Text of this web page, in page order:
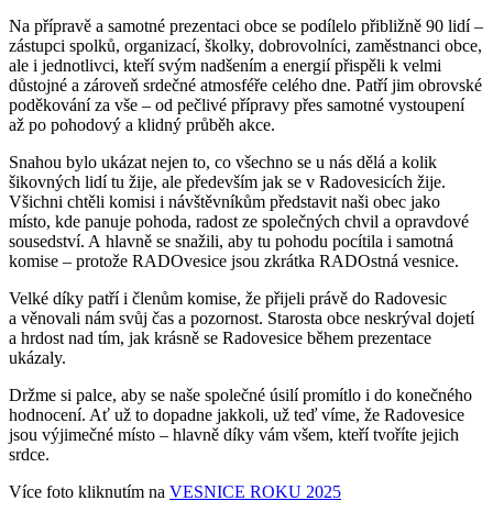
Na přípravě a samotné prezentaci obce se podílelo přibližně 90 lidí –
zástupci spolků, organizací, školky, dobrovolníci, zaměstnanci obce,
ale i jednotlivci, kteří svým nadšením a energií přispěli k velmi
důstojné a zároveň srdečné atmosféře celého dne. Patří jim obrovské
poděkování za vše – od pečlivé přípravy přes samotné vystoupení
až po pohodový a klidný průběh akce.
Snahou bylo ukázat nejen to, co všechno se u nás dělá a kolik
šikovných lidí tu žije, ale především jak se v Radovesicích žije.
Všichni chtěli komisi i návštěvníkům představit naši obec jako
místo, kde panuje pohoda, radost ze společných chvil a opravdové
sousedství. A hlavně se snažili, aby tu pohodu pocítila i samotná
komise – protože RADOvesice jsou zkrátka RADOstná vesnice.
Velké díky patří i členům komise, že přijeli právě do Radovesic
a věnovali nám svůj čas a pozornost. Starosta obce neskrýval dojetí
a hrdost nad tím, jak krásně se Radovesice během prezentace
ukázaly.
Držme si palce, aby se naše společné úsilí promítlo i do konečného
hodnocení. Ať už to dopadne jakkoli, už teď víme, že Radovesice
jsou výjimečné místo – hlavně díky vám všem, kteří tvoříte jejich
srdce.
Více foto kliknutím na VESNICE ROKU 2025